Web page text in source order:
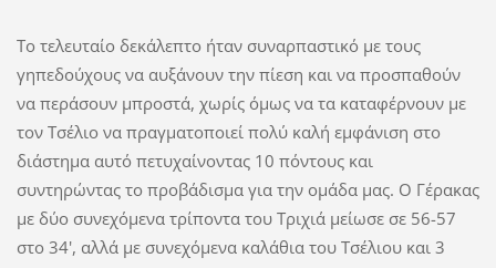
Το τελευταίο δεκάλεπτο ήταν συναρπαστικό με τους
γηπεδούχους να αυξάνουν την πίεση και να προσπαθούν
να περάσουν μπροστά, χωρίς όμως να τα καταφέρνουν με
τον Τσέλιο να πραγματοποιεί πολύ καλή εμφάνιση στο
διάστημα αυτό πετυχαίνοντας 10 πόντους και
συντηρώντας το προβάδισμα για την ομάδα μας. Ο Γέρακας
με δύο συνεχόμενα τρίποντα του Τριχιά μείωσε σε 56-57
στο 34', αλλά με συνεχόμενα καλάθια του Τσέλιου και 3